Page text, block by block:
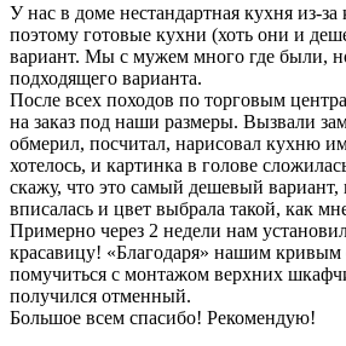
У нас в доме нестандартная кухня из-
поэтому готовые кухни (хоть они и
вариант. Мы с мужем много где были,
подходящего варианта.
После всех походов по торговым
на заказ под наши размеры. Вызвали
обмерил, посчитал, нарисовал кухню
хотелось, и картинка в голове
скажу, что это самый дешевый вариант,
вписалась и цвет выбрала такой, как
Примерно через 2 недели нам
красавицу! «Благодаря» нашим
помучиться с монтажом верхних
получился отменный.
Большое всем спасибо! Рекомендую!